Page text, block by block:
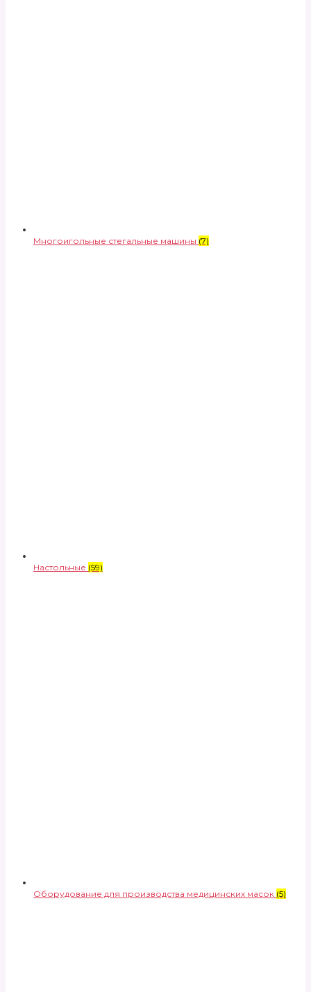
Многоигольные стегальные машины (7)
Настольные (59)
Оборудование для производства медицинских масок (5)